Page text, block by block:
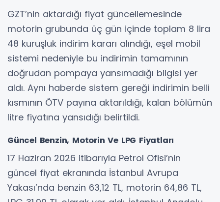
GZT’nin aktardığı fiyat güncellemesinde
motorin grubunda üç gün içinde toplam 8 lira
48 kuruşluk indirim kararı alındığı, eşel mobil
sistemi nedeniyle bu indirimin tamamının
doğrudan pompaya yansımadığı bilgisi yer
aldı. Aynı haberde sistem gereği indirimin belli
kısmının ÖTV payına aktarıldığı, kalan bölümün
litre fiyatına yansıdığı belirtildi.
Güncel Benzin, Motorin Ve LPG Fiyatları
17 Haziran 2026 itibarıyla Petrol Ofisi’nin
güncel fiyat ekranında İstanbul Avrupa
Yakası’nda benzin 63,12 TL, motorin 64,86 TL,